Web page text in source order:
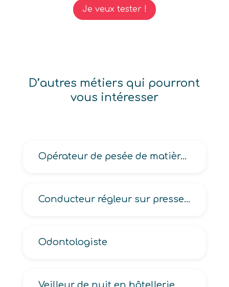
Je veux tester !
D’autres métiers qui pourront
vous intéresser
Opérateur de pesée de matières
Conducteur régleur sur presse en production, en transformation du verre
Odontologiste
Veilleur de nuit en hôtellerie